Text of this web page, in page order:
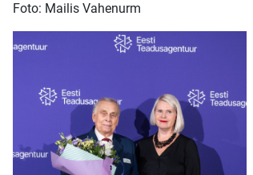
Foto: Mailis Vahenurm